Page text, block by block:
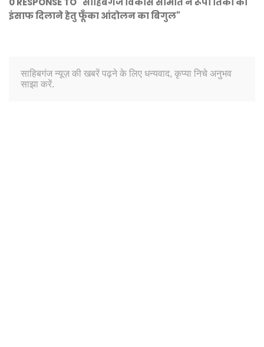
इंसाफ दिलाने हेतु फूँका आंदोलन का बिगुल"
साहिबगंज न्यूज़ की खबरें पढ़ने के लिए धन्यवाद, कृप्या निचे अनुभव
साझा करें.